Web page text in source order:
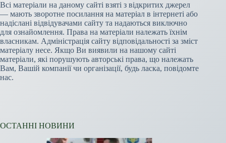
Всі матеріали на даному сайті взяті з відкритих джерел
— мають зворотне посилання на матеріал в інтернеті або
надіслані відвідувачами сайту та надаються виключно
для ознайомлення. Права на матеріали належать їхнім
власникам. Адміністрація сайту відповідальності за зміст
матеріалу несе. Якщо Ви виявили на нашому сайті
матеріали, які порушують авторські права, що належать
Вам, Вашій компанії чи організації, будь ласка, повідомте
нас.
ОСТАННІ НОВИНИ